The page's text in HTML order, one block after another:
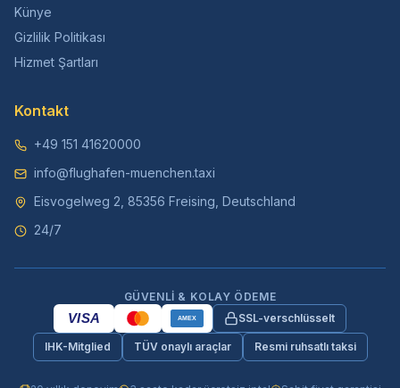
Künye
Gizlilik Politikası
Hizmet Şartları
Kontakt
+49 151 41620000
info@flughafen-muenchen.taxi
Eisvogelweg 2, 85356 Freising, Deutschland
24/7
GÜVENLI & KOLAY ÖDEME
VISA AMEX SSL-verschlüsselt
IHK-Mitglied TÜV onaylı araçlar Resmi ruhsatlı taksi